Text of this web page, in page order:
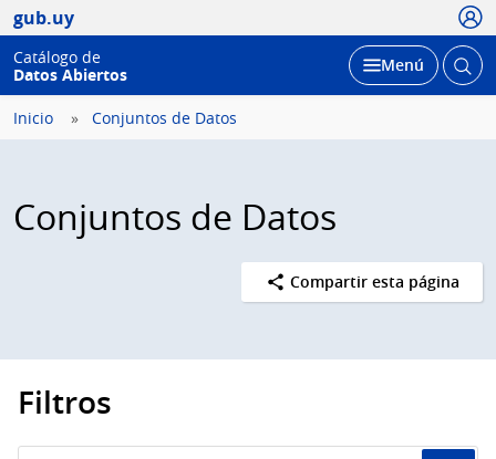
gub.uy
Catálogo de
Datos Abiertos
Desplegar
Menú Abrir
Inicio Conjuntos de Datos
Conjuntos de Datos
Compartir esta página
Filtros